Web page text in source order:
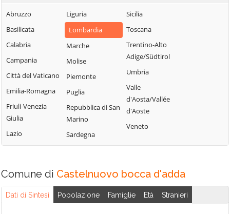
Vidardo
Cavenago d'Adda
Cervignano
d'Adda
Codogno
Comazzo
Cornegliano
Laudense
Lombardo
Mulazzano
Sordio
Tavazzano con
Villavesco
Terranova dei
Lodigiano
Valera Fratta
Villanova del
Abruzzo
Basilicata
Calabria
Campania
Città del Vaticano
Emilia-Romagna
Friuli-Venezia
Giulia
Lazio
Liguria
Lombardia
Marche
Molise
Piemonte
Puglia
Repubblica di San
Marino
Sardegna
Sicilia
Toscana
Trentino-Alto
Adige/Südtirol
Umbria
Valle
d'Aosta/Vallée
d'Aoste
Veneto
Comune di Castelnuovo bocca d'adda
Dati di Sintesi Popolazione Famiglie Età Stranieri